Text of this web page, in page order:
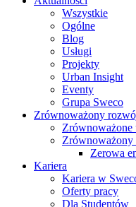
Wszystkie
Ogólne
Blog
Usługi
Projekty
Urban Insight
Eventy
Grupa Sweco
Zrównoważony
Zrównoważone
Zerowa
Kariera
Kariera w
Oferty pracy
Dla Studentów